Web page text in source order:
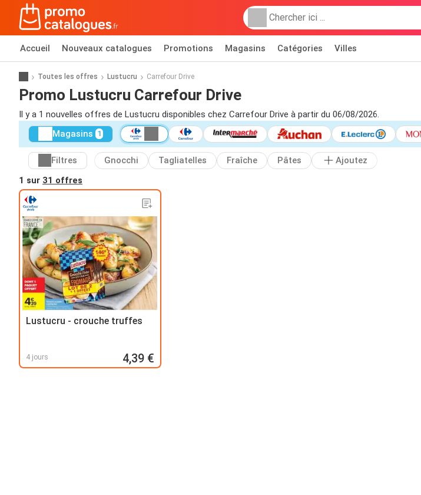
Accueil Nouveaux catalogues Promotions Magasins Catégories Villes
Toutes les offres Lustucru Carrefour Drive
Promo Lustucru Carrefour Drive
Il y a 1 nouvelles offres de Lustucru disponibles chez Carrefour Drive à partir du 06/08/2026.
Magasins 1
Filtres Gnocchi Tagliatelles Fraîche Pâtes
Ajoutez
1 sur 31 offres
Lustucru - crouche truffes
4 jours 4,39 €